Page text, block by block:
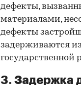
дефекты,
материалами,
дефекты
задерживаются
государственной
3. Задержка